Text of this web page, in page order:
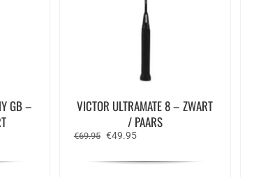
GB –
VICTOR ULTRAMATE 8 – ZWART
/ PAARS
€69.95 Oorspronkelijke
€49.95Huidige